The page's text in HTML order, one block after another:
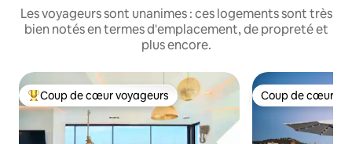
Les voyageurs sont unanimes : ces logements sont très
bien notés en termes d'emplacement, de propreté et
plus encore.
Coups de cœur voyageurs les plus appréciés
Coup de cœur voyageurs Coup de cœur
Coup de cœur